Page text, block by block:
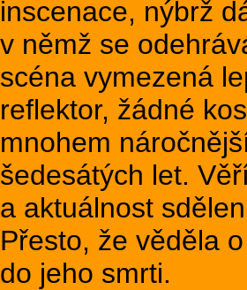
inscenace, nýbrž
v němž se
scéna vymezená
reflektor, žádné
mnohem
šedesátých let.
a aktuálnost
Přesto, že věděla
do jeho smrti.